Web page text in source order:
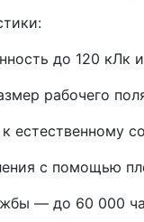
до 120 кЛк
рабочего
естественному
с помощью
— до 60 000